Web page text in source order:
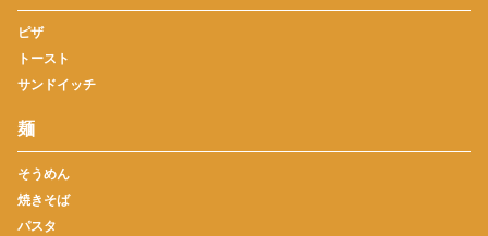
ピザ
トースト
サンドイッチ
麺
そうめん
焼きそば
パスタ